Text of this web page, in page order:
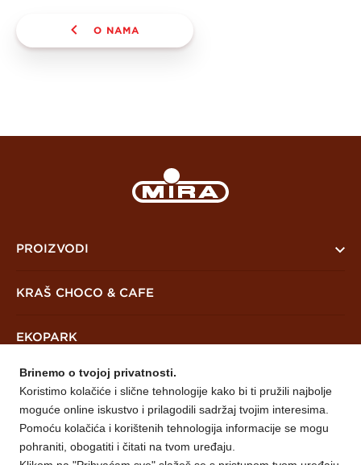
O NAMA
PROIZVODI
PreKrašni
Vafli
Mješavine
KRAŠ CHOCO & CAFE
EKOPARK
NOVOSTI
O NAMA
Brinemo o tvojoj privatnosti.
Koristimo kolačiće i slične tehnologije kako bi ti pružili najbolje
moguće online iskustvo i prilagodili sadržaj tvojim interesima.
Pomoću kolačića i korištenih tehnologija informacije se mogu
pohraniti, obogatiti i čitati na tvom uređaju.